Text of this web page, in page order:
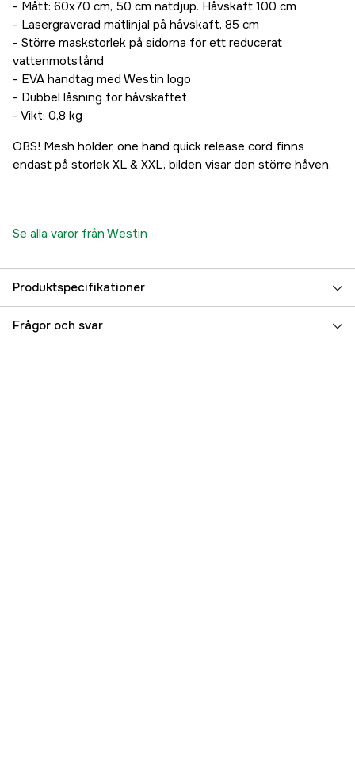
- Mått: 60x70 cm, 50 cm nätdjup. Håvskaft 100 cm
- Lasergraverad mätlinjal på håvskaft, 85 cm
- Större maskstorlek på sidorna för ett reducerat
vattenmotstånd
- EVA handtag med Westin logo
- Dubbel låsning för håvskaftet
- Vikt: 0,8 kg
OBS! Mesh holder, one hand quick release cord finns
endast på storlek XL & XXL, bilden visar den större håven.
Se alla varor från Westin
Produktspecifikationer
Referensnummer 5000004232
Frågor och svar